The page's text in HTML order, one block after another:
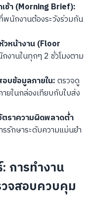
ช้า (Morning Brief):
พนักงานต้องระวังร่วมกัน
วหน้างาน (Floor
งานในทุกๆ 2 ชั่วโมงตาม
บข้อมูลภายใน:ตรวจดู
ยในกล่องเทียบกับใบส่ง
ตราความผิดพลาดต่ำ
รรักษาระดับความแม่นยำ
การทำงาน
จสอบควบคุม